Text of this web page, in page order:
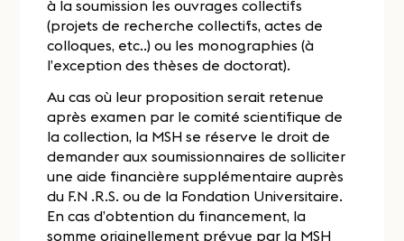
à la soumission les ouvrages collectifs
(projets de recherche collectifs, actes de
colloques, etc..) ou les monographies (à
l’exception des thèses de doctorat).
Au cas où leur proposition serait retenue
après examen par le comité scientifique de
la collection, la MSH se réserve le droit de
demander aux soumissionnaires de solliciter
une aide financière supplémentaire auprès
du F.N .R.S. ou de la Fondation Universitaire.
En cas d’obtention du financement, la
somme originellement prévue par la MSH